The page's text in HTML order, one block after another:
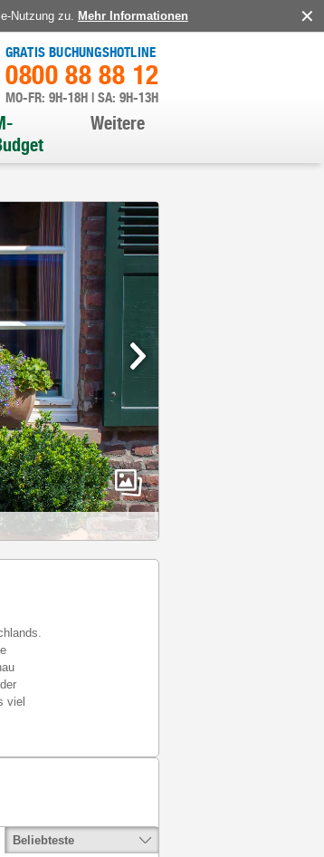
Nutzung zu. Mehr Informationen
GRATIS BUCHUNGSHOTLINE
0800 88 88 12
MO-FR: 9H-18H | SA: 9H-13H
Weitere
viel
Beliebteste